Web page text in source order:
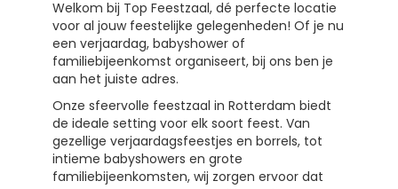
Welkom bij Top Feestzaal, dé perfecte locatie
voor al jouw feestelijke gelegenheden! Of je nu
een verjaardag, babyshower of
familiebijeenkomst organiseert, bij ons ben je
aan het juiste adres.
Onze sfeervolle feestzaal in Rotterdam biedt
de ideale setting voor elk soort feest. Van
gezellige verjaardagsfeestjes en borrels, tot
intieme babyshowers en grote
familiebijeenkomsten, wij zorgen ervoor dat